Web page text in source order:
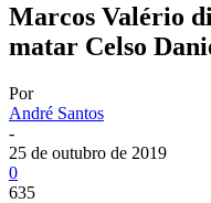
Marcos Valério
matar Celso
Por
André Santos
-
25 de outubro de 2019
0
635